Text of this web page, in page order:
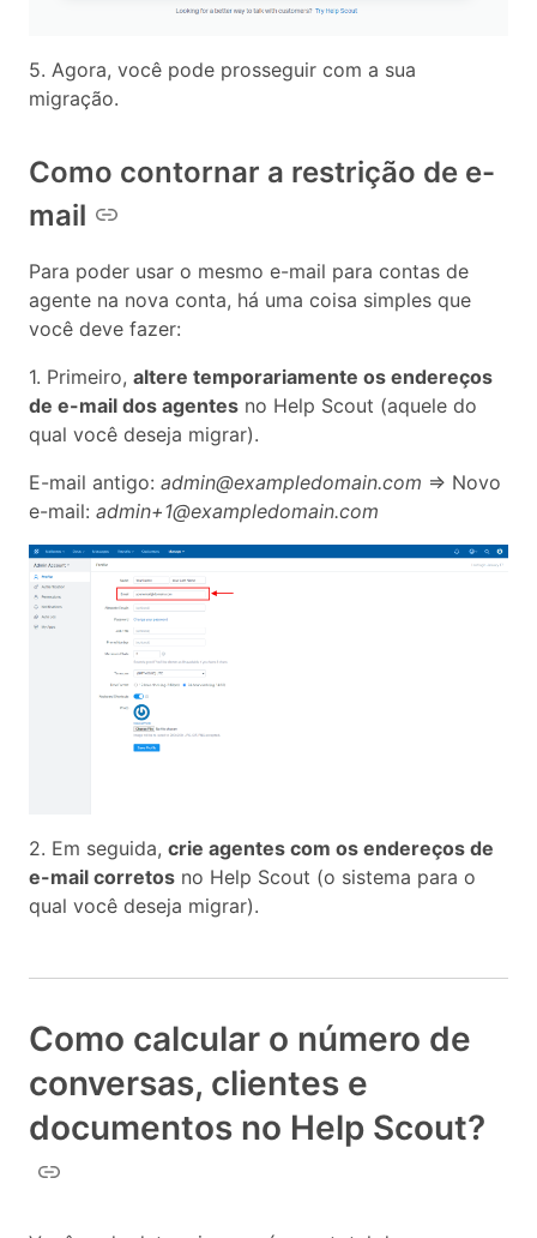
5. Agora, você pode prosseguir com a sua
migração.
Como contornar a restrição de e-
mail
Para poder usar o mesmo e-mail para contas de
agente na nova conta, há uma coisa simples que
você deve fazer:
1. Primeiro, altere temporariamente os endereços
de e-mail dos agentes no Help Scout (aquele do
qual você deseja migrar).
E-mail antigo: admin@exampledomain.com => Novo
e-mail: admin+1@exampledomain.com
2. Em seguida, crie agentes com os endereços de
e-mail corretos no Help Scout (o sistema para o
qual você deseja migrar).
Como calcular o número de
conversas, clientes e
documentos no Help Scout?